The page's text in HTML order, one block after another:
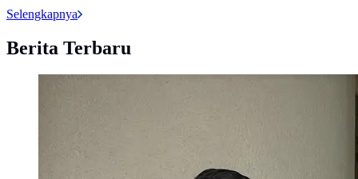
Selengkapnya
Berita Terbaru